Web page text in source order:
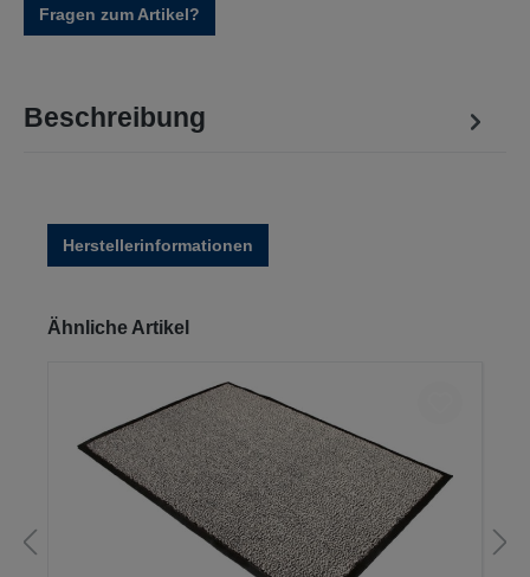
Fragen zum Artikel?
Beschreibung
Herstellerinformationen
Produktgalerie überspringen
Ähnliche Artikel